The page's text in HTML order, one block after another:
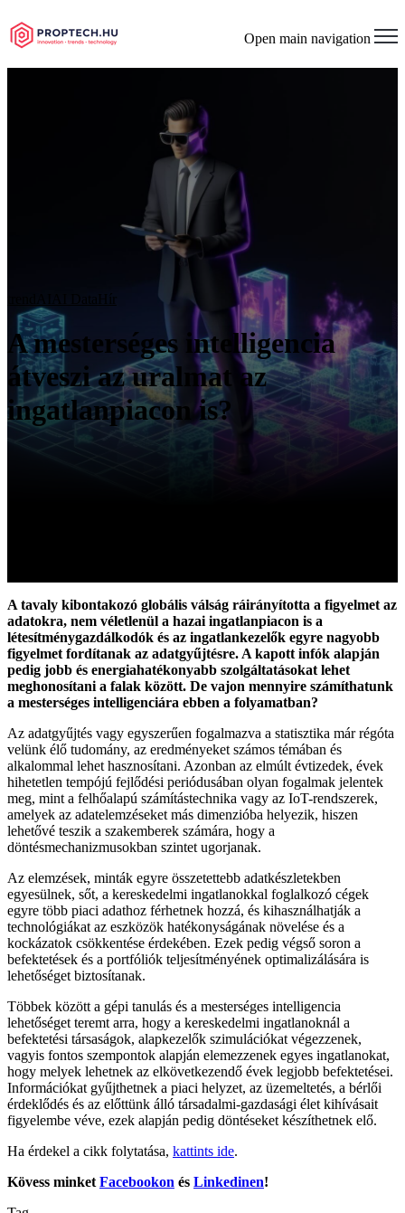
Open main navigation
Hír
A mesterséges intelligencia
átveszi az uralmat az
ingatlanpiacon is?
A tavaly kibontakozó globális válság ráirányította a figyelmet az
adatokra, nem véletlenül a hazai ingatlanpiacon is a
létesítménygazdálkodók és az ingatlankezelők egyre nagyobb
figyelmet fordítanak az adatgyűjtésre. A kapott infók alapján
pedig jobb és energiahatékonyabb szolgáltatásokat lehet
meghonosítani a falak között. De vajon mennyire számíthatunk
a mesterséges intelligenciára ebben a folyamatban?
Az adatgyűjtés vagy egyszerűen fogalmazva a statisztika már régóta
velünk élő tudomány, az eredményeket számos témában és
alkalommal lehet hasznosítani. Azonban az elmúlt évtizedek, évek
hihetetlen tempójú fejlődési periódusában olyan fogalmak jelentek
meg, mint a felhőalapú számítástechnika vagy az IoT-rendszerek,
amelyek az adatelemzéseket más dimenzióba helyezik, hiszen
lehetővé teszik a szakemberek számára, hogy a
döntésmechanizmusokban szintet ugorjanak.
Az elemzések, minták egyre összetettebb adatkészletekben
egyesülnek, sőt, a kereskedelmi ingatlanokkal foglalkozó cégek
egyre több piaci adathoz férhetnek hozzá, és kihasználhatják a
technológiákat az eszközök hatékonyságának növelése és a
kockázatok csökkentése érdekében. Ezek pedig végső soron a
befektetések és a portfóliók teljesítményének optimalizálására is
lehetőséget biztosítanak.
Többek között a gépi tanulás és a mesterséges intelligencia
lehetőséget teremt arra, hogy a kereskedelmi ingatlanoknál a
befektetési társaságok, alapkezelők szimulációkat végezzenek,
vagyis fontos szempontok alapján elemezzenek egyes ingatlanokat,
hogy melyek lehetnek az elkövetkezendő évek legjobb befektetései.
Információkat gyűjthetnek a piaci helyzet, az üzemeltetés, a bérlői
érdeklődés és az előttünk álló társadalmi-gazdasági élet kihívásait
figyelembe véve, ezek alapján pedig döntéseket készíthetnek elő.
Ha érdekel a cikk folytatása, kattints ide.
Kövess minket Facebookon és Linkedinen!